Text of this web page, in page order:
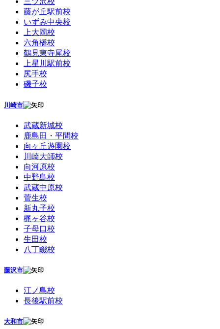
藤が丘駅前校
いずみ中央校
上大岡校
六角橋校
鶴見東寺尾校
上星川駅前校
尻手校
磯子校
川崎市
武蔵新城校
鹿島田・平間校
向ヶ丘遊園校
川崎大師校
向河原校
中野島校
武蔵中原校
菅生校
新丸子校
梶ヶ谷校
子母口校
生田校
八丁畷校
藤沢市
江ノ島校
長後駅前校
大和市